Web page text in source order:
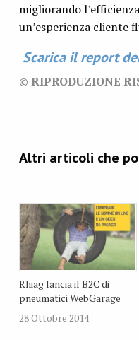
migliorando
un’esperienza cliente
Scarica il report
© RIPRODUZIONE
Rhiag lancia il B2C di
pneumatici WebGarage
28 Ottobre 2014